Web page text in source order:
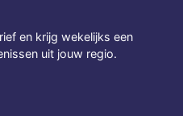
en krijg wekelijks een
uit jouw regio.